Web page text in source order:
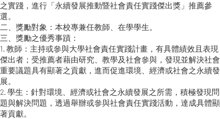
之實踐，進行「永續發展推動暨社會責任實踐傑出獎」推薦參
選。
二、獎勵對象：本校專兼任教師、在學學生。
三、獎勵之優秀事蹟：
1. 教師：主持或參與大學社會責任實踐計畫，有具體績效且表現
傑出者；受推薦者藉由研究、教學及社會參與，發現並解決社會
重要議題具有顯著之貢獻，進而促進環境、經濟或社會之永續發
展。
2. 學生：針對環境、經濟或社會之永續發展之所需，積極發現問
題與解決問題，透過舉辦或參與社會責任實踐活動，達成具體顯
著貢獻。